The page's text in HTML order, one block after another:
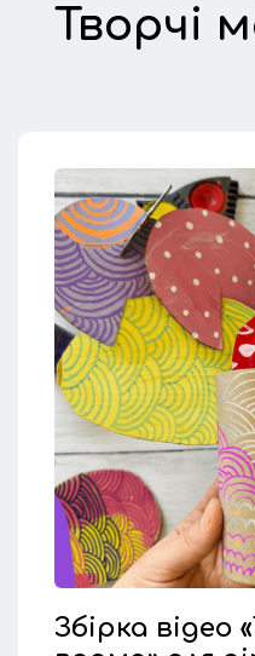
Творчі
Збірка відео